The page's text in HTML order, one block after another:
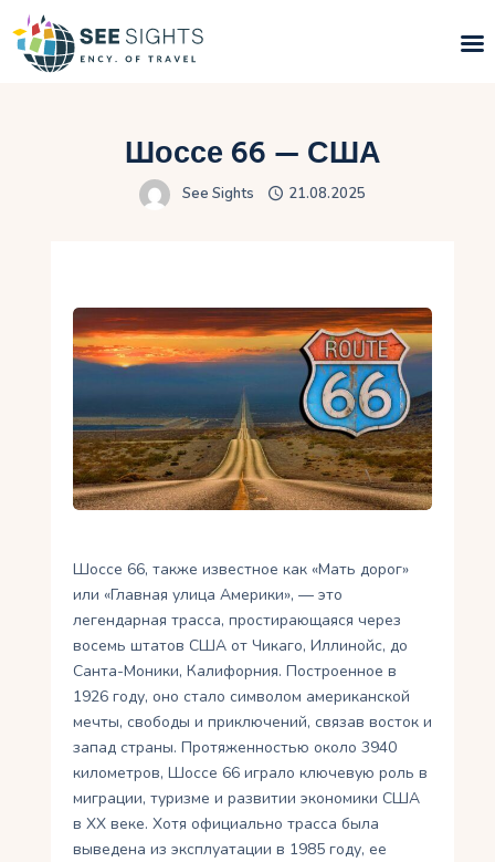
Горящие туры
Инфо
Контакты
Укр
Шоссе 66 — США
See Sights 21.08.2025
Шоссе 66, также известное как «Мать дорог»
или «Главная улица Америки», — это
легендарная трасса, простирающаяся через
восемь штатов США от Чикаго, Иллинойс, до
Санта-Моники, Калифорния. Построенное в
1926 году, оно стало символом американской
мечты, свободы и приключений, связав восток и
запад страны. Протяженностью около 3940
километров, Шоссе 66 играло ключевую роль в
миграции, туризме и развитии экономики США
в XX веке. Хотя официально трасса была
выведена из эксплуатации в 1985 году, ее